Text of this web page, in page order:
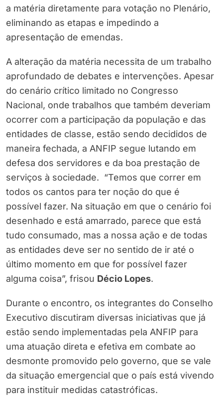
a matéria diretamente para votação no Plenário,
eliminando as etapas e impedindo a
apresentação de emendas.
A alteração da matéria necessita de um trabalho
aprofundado de debates e intervenções. Apesar
do cenário crítico limitado no Congresso
Nacional, onde trabalhos que também deveriam
ocorrer com a participação da população e das
entidades de classe, estão sendo decididos de
maneira fechada, a ANFIP segue lutando em
defesa dos servidores e da boa prestação de
serviços à sociedade. “Temos que correr em
todos os cantos para ter noção do que é
possível fazer. Na situação em que o cenário foi
desenhado e está amarrado, parece que está
tudo consumado, mas a nossa ação e de todas
as entidades deve ser no sentido de ir até o
último momento em que for possível fazer
alguma coisa”, frisou Décio Lopes.
Durante o encontro, os integrantes do Conselho
Executivo discutiram diversas iniciativas que já
estão sendo implementadas pela ANFIP para
uma atuação direta e efetiva em combate ao
desmonte promovido pelo governo, que se vale
da situação emergencial que o país está vivendo
para instituir medidas catastróficas.